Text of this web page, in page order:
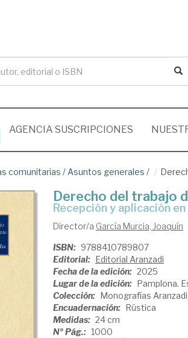
AGENCIA SUSCRIPCIONES
comunitarias / Asuntos generales /
Derecho del trabajo
recepción y aplicación en
Director/a García Murcia, Joaquín
ISBN: 9788410789807
Editorial: Editorial Aranzadi
Fecha de la edición: 2025
Lugar de la edición: Pamplona.
Colección: Monografías
Encuadernación: Rústica
Medidas: 24 cm
Nº Pág.: 1000